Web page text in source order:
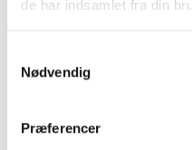
de har indsamlet fra din
Nødvendig
Præferencer
Jeg har valgt at trykke
for små ikke for stort.
Plakaten sendes med enten